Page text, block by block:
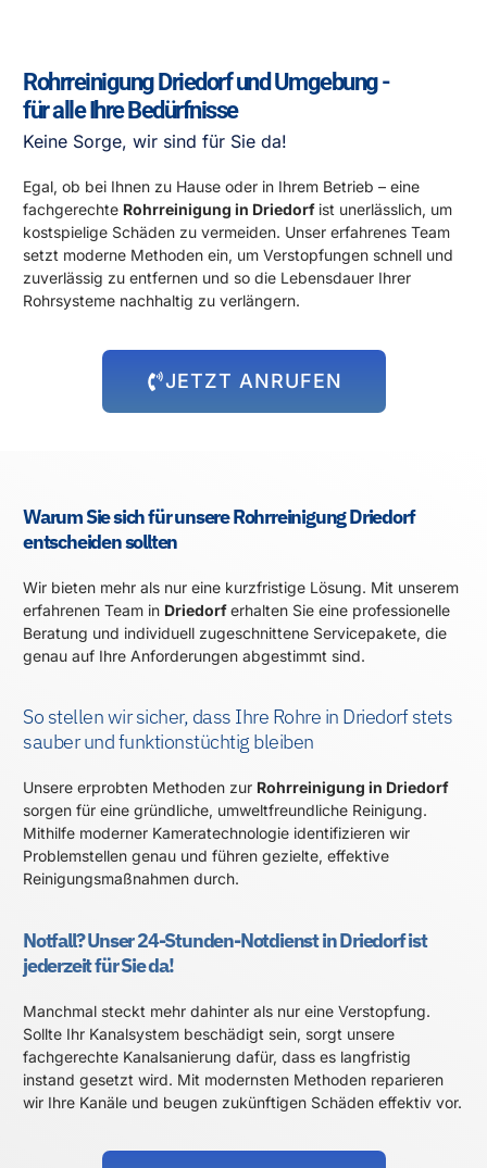
Rohrreinigung Driedorf und Umgebung -
für alle Ihre Bedürfnisse
Keine Sorge, wir sind für Sie da!
Egal, ob bei Ihnen zu Hause oder in Ihrem Betrieb – eine
fachgerechte Rohrreinigung in Driedorf ist unerlässlich, um
kostspielige Schäden zu vermeiden. Unser erfahrenes Team
setzt moderne Methoden ein, um Verstopfungen schnell und
zuverlässig zu entfernen und so die Lebensdauer Ihrer
Rohrsysteme nachhaltig zu verlängern.
JETZT ANRUFEN
Warum Sie sich für unsere Rohrreinigung Driedorf
entscheiden sollten
Wir bieten mehr als nur eine kurzfristige Lösung. Mit unserem
erfahrenen Team in Driedorferhalten Sie eine professionelle
Beratung und individuell zugeschnittene Servicepakete, die
genau auf Ihre Anforderungen abgestimmt sind.
So stellen wir sicher, dass Ihre Rohre in Driedorf stets
sauber und funktionstüchtig bleiben
Unsere erprobten Methoden zur Rohrreinigung in Driedorf
sorgen für eine gründliche, umweltfreundliche Reinigung.
Mithilfe moderner Kameratechnologie identifizieren wir
Problemstellen genau und führen gezielte, effektive
Reinigungsmaßnahmen durch.
Notfall? Unser 24-Stunden-Notdienst in Driedorf ist
jederzeit für Sie da!
Manchmal steckt mehr dahinter als nur eine Verstopfung.
Sollte Ihr Kanalsystem beschädigt sein, sorgt unsere
fachgerechte Kanalsanierung dafür, dass es langfristig
instand gesetzt wird. Mit modernsten Methoden reparieren
wir Ihre Kanäle und beugen zukünftigen Schäden effektiv vor.